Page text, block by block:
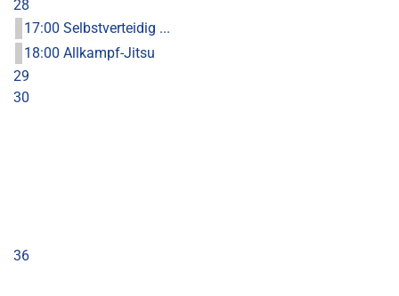
28
17:00 Selbstverteidig ...
18:00 Allkampf-Jitsu
29
30
36